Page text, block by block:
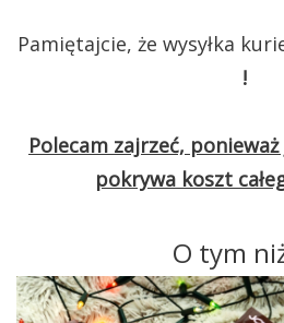
Pamiętajcie, że wysyłka
!
Polecam zajrzeć,
pokrywa koszt
O tym